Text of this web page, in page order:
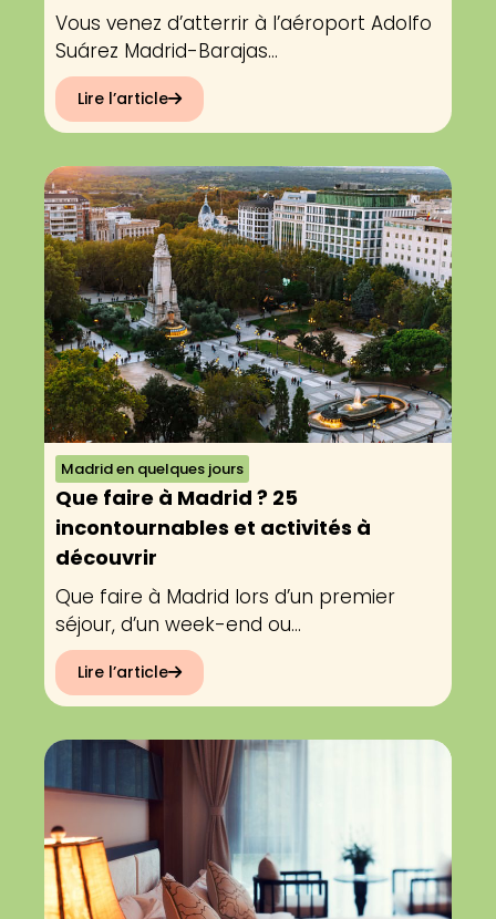
Vous venez d’atterrir à l’aéroport Adolfo
Suárez Madrid-Barajas...
Lire l’article
Madrid en quelques jours
Que faire à Madrid ? 25
incontournables et activités à
découvrir
Que faire à Madrid lors d’un premier
séjour, d’un week-end ou...
Lire l’article